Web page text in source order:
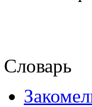
Словарь